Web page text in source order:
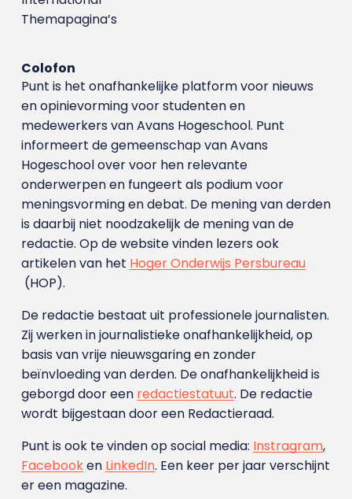
Themapagina’s
Colofon
Punt is het onafhankelijke platform voor nieuws
en opinievorming voor studenten en
medewerkers van Avans Hoge­school. Punt
informeert de gemeenschap van Avans
Hogeschool over voor hen relevante
onderwerpen en fungeert als podium voor
meningsvorming en debat. De mening van derden
is daarbij niet noodzakelijk de mening van de
redactie. Op de website vinden lezers ook
artikelen van het Hoger Onderwijs Persbureau
(HOP).
De redactie bestaat uit professionele journalisten.
Zij werken in journalistieke onafhankelijkheid, op
basis van vrije nieuwsgaring en zonder
beïnvloeding van derden. De onafhankelijkheid is
geborgd door een redactiestatuut. De redactie
wordt bijgestaan door een Redactieraad.
Punt is ook te vinden op social media: Instragram,
Facebooken LinkedIn. Een keer per jaar verschijnt
er een magazine.